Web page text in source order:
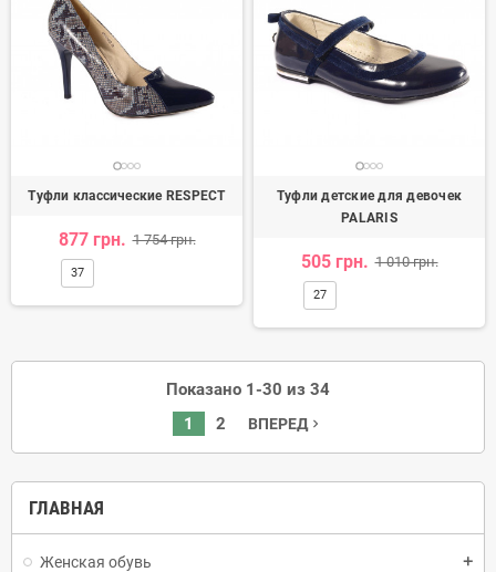
ГЛАВНАЯ
Женская обувь add
Туфли классические RESPECT
877 грн. 1 754 грн.
37
Туфли детские для девочек
PALARIS
505 грн. 1 010 грн.
27
Показано 1-30 из 34
1
2 ВПЕРЕДnavigate_next